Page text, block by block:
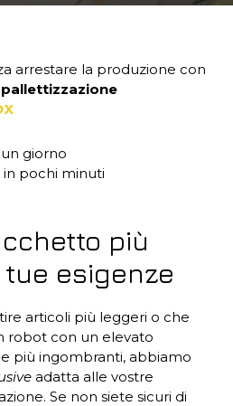
arrestare la produzione con
pallettizzazione
giorno
pochi minuti
più
esigenze
articoli più leggeri o che
robot con un elevato
più ingombranti, abbiamo
adatta alle vostre
Se non siete sicuri di